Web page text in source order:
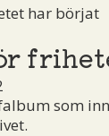
har börjat
som